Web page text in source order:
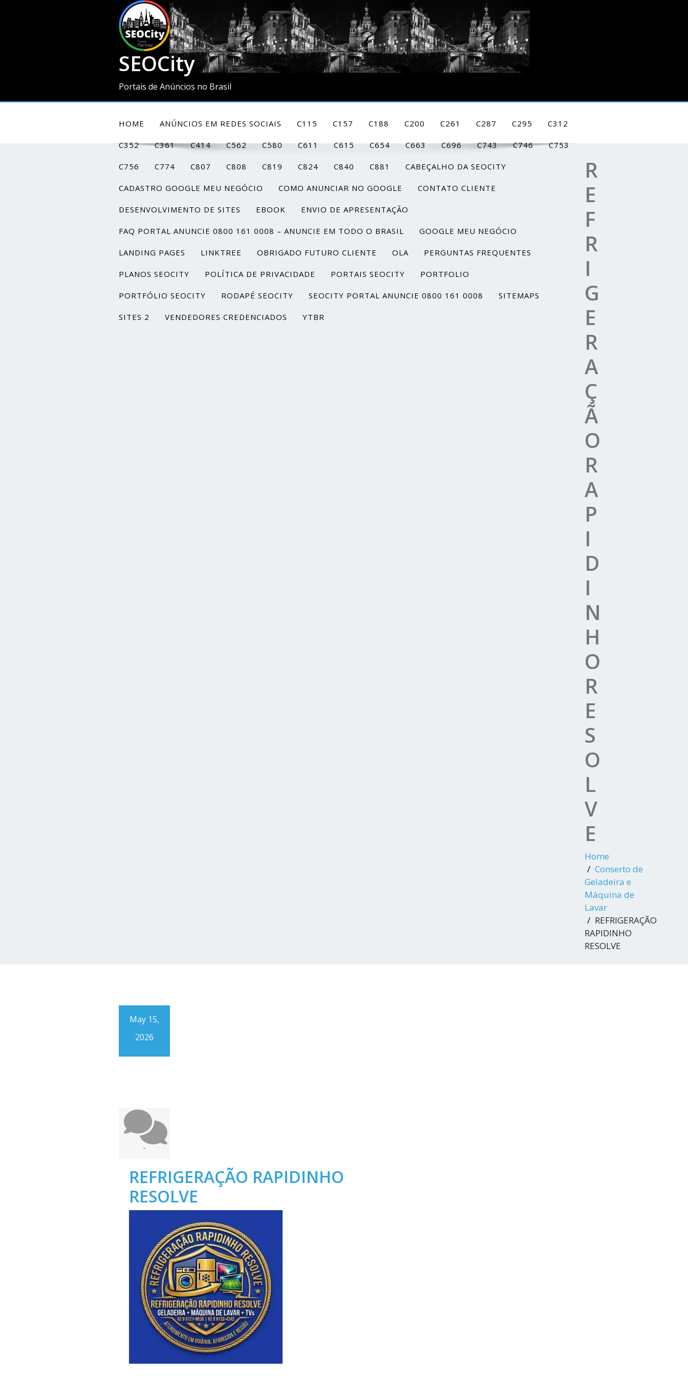
SEOCity
Portais de Anúncios no Brasil
HOME ANÚNCIOS EM REDES SOCIAIS C115 C157 C188 C200 C261 C287 C295 C312
C352 C361 C414 C562 C580 C611 C615 C654 C663 C696 C743 C746 C753
C756 C774 C807 C808 C819 C824 C840 C881 CABEÇALHO DA SEOCITY
CADASTRO GOOGLE MEU NEGÓCIO COMO ANUNCIAR NO GOOGLE CONTATO CLIENTE
DESENVOLVIMENTO DE SITES EBOOK ENVIO DE APRESENTAÇÃO
FAQ PORTAL ANUNCIE 0800 161 0008 – ANUNCIE EM TODO O BRASIL GOOGLE MEU NEGÓCIO
LANDING PAGES LINKTREE OBRIGADO FUTURO CLIENTE OLA PERGUNTAS FREQUENTES
PLANOS SEOCITY POLÍTICA DE PRIVACIDADE PORTAIS SEOCITY PORTFOLIO
PORTFÓLIO SEOCITY RODAPÉ SEOCITY SEOCITY PORTAL ANUNCIE 0800 161 0008 SITEMAPS
SITES 2 VENDEDORES CREDENCIADOS YTBR
R
E
F
R
I
G
E
R
A
Ç
Ã
O
R
A
P
I
D
I
N
H
O
R
E
S
O
L
V
E
Home
Conserto de
Geladeira e
Máquina de
Lavar
REFRIGERAÇÃO
RAPIDINHO
RESOLVE
May 15,
2026
-
REFRIGERAÇÃO RAPIDINHO
RESOLVE